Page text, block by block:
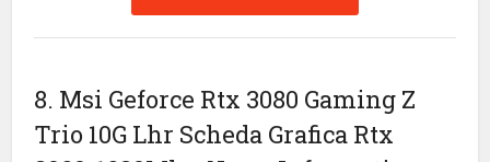
8. Msi Geforce Rtx 3080 Gaming Z
Trio 10G Lhr Scheda Grafica Rtx